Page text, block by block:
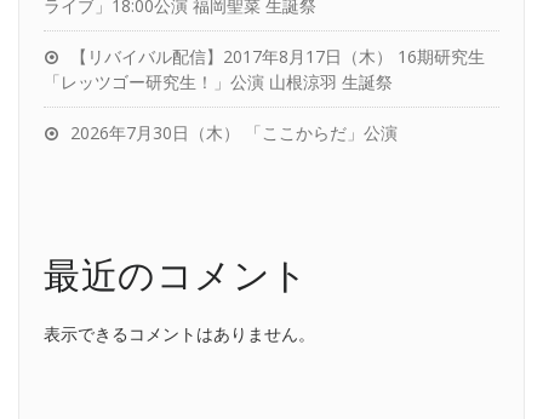
ライブ」18:00公演 福岡聖菜 生誕祭
【リバイバル配信】2017年8月17日（木） 16期研究生
「レッツゴー研究生！」公演 山根涼羽 生誕祭
2026年7月30日（木） 「ここからだ」公演
最近のコメント
表示できるコメントはありません。